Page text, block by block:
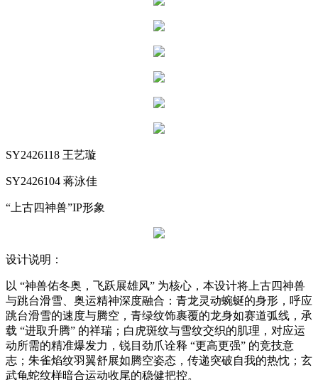
SY2426118 王艺璇
SY2426104 蒋泳佳
“上古四神兽”IP形象
设计说明：
以 “神兽佑冬奥，飞跃展雄风” 为核心，本设计将上古四神兽
与跳台滑雪、奥运精神深度融合：青龙灵动蜿蜒的身形，呼应
跳台滑雪的速度与腾空，青绿纹饰裹覆的龙身如赛道弧线，承
载 “进取升腾” 的祥瑞；白虎斑纹与雪纹交织的肌理，对应运
动所需的精准爆发力，锐目劲爪诠释 “更高更强” 的竞技意
志；朱雀焰纹羽翼舒展如腾空姿态，传递突破自我的热忱；玄
武龟蛇纹样暗合运动收尾的稳健把控。